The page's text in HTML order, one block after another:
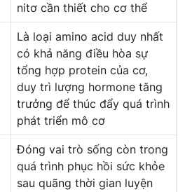
nitơ cần thiết cho cơ thể
Là loại amino acid duy nhất
có khả năng điều hòa sự
tổng hợp protein của cơ,
duy trì lượng hormone tăng
trưởng để thúc đẩy quá trình
phát triển mô cơ
Đóng vai trò sống còn trong
quá trình phục hồi sức khỏe
sau quãng thời gian luyện